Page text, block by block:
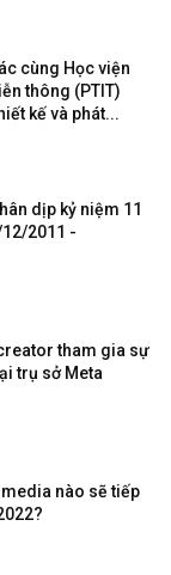
cùng Học viện
thông (PTIT)
kế và phát...
dịp kỷ niệm 11
2011 -
tham gia sự
trụ sở Meta
nào sẽ tiếp